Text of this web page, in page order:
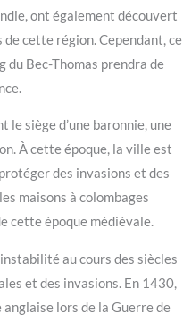
ont également découvert
cette région. Cependant, ce
du Bec-Thomas prendra de
le siège d’une baronnie, une
À cette époque, la ville est
des invasions et des
maisons à colombages
cette époque médiévale.
au cours des siècles
et des invasions. En 1430,
anglaise lors de la Guerre de